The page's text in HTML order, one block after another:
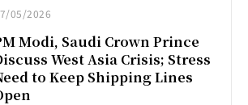
05/2026
Modi, Saudi Crown Prince
West Asia Crisis; Stress
to Keep Shipping Lines